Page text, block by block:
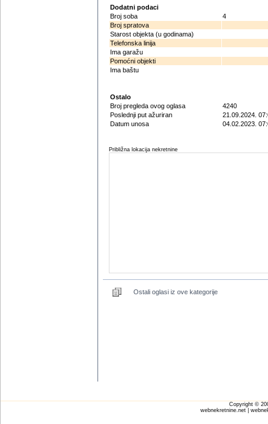
Dodatni podaci
Broj soba
4
Broj spratova
Starost objekta (u godinama)
Telefonska linija
Ima garažu
Pomoćni objekti
Ima baštu
Ostalo
Broj pregleda ovog oglasa
4240
Poslednji put ažuriran
21.09.2024.
Datum unosa
04.02.2023.
Približna lokacija nekretnine
Ostali oglasi iz ove kategorije
Copyright ©
webnekretnine.net |